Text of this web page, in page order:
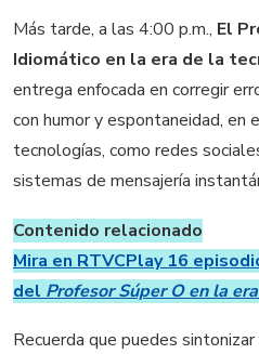
Más tarde, a las 4:00 p.m., El
Idiomático en la era de la
entrega enfocada en corregir
con humor y espontaneidad, en
tecnologías, como redes
sistemas de mensajería
Contenido relacionado
Mira en RTVCPlay 16
del Profesor Súper O en la
Recuerda que puedes